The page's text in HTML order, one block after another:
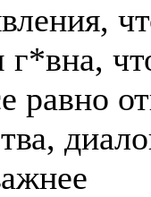
равно